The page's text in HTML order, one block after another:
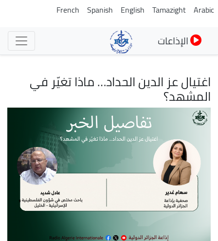
تجاوز
Arabic
Tamazight
English
Spanish
French
الإذاعات
اغتيال عز الدين الحداد… ماذا تغيّر في
المشهد؟
الصورة